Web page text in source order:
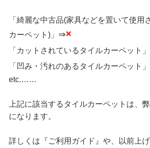
「綺麗な中古品(家具などを置いて使用
カーペット)」 ⇒×
「カットされているタイルカーペット」
「凹み・汚れのあるタイルカーペット」
etc.……
上記に該当するタイルカーペットは、
になります。
詳しくは『ご利用ガイド』や、以前上